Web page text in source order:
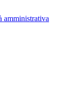
amministrativa